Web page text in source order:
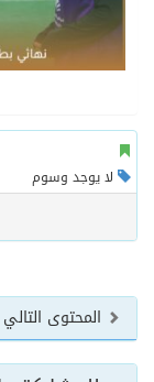
لا يوجد وسوم
المحتوى التالي